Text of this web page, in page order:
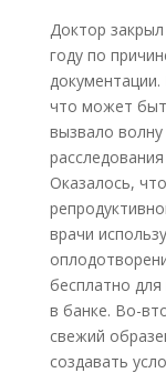
Доктор
году по
что может
вызвало
Оказалось,
врачи
бесплатно
в банке. Во-
свежий
создавать